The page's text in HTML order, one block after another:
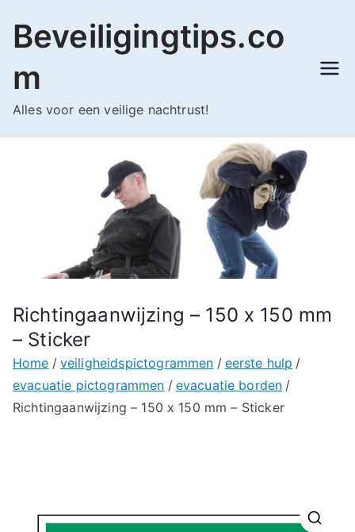
naar
inhoud
Beveiligingtips.co
m
Alles voor een veilige nachtrust!
Richtingaanwijzing – 150 x 150 mm
– Sticker
Home veiligheidspictogrammen
eerste hulp
evacuatie pictogrammen
evacuatie borden
Richtingaanwijzing – 150 x 150 mm – Sticker